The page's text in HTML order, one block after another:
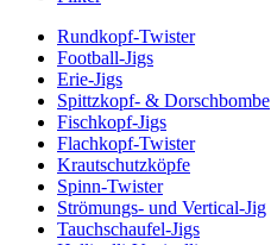
Rundkopf-Twister
Football-Jigs
Erie-Jigs
Spittzkopf- & Dorschbombe
Fischkopf-Jigs
Flachkopf-Twister
Krautschutzköpfe
Spinn-Twister
Strömungs- und Vertical-Jig
Tauchschaufel-Jigs